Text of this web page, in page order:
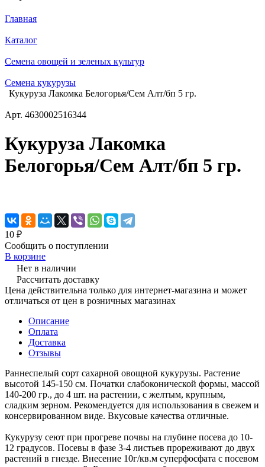
Главная
Каталог
Семена овощей и зеленых культур
Семена кукурузы
Кукуруза Лакомка Белогорья/Сем Алт/бп 5 гр.
Арт. 4630002516344
Кукуруза Лакомка
Белогорья/Сем Алт/бп 5 гр.
10 ₽
Сообщить о поступлении
В корзине
Нет в наличии
Рассчитать доставку
Цена действительна только для интернет-магазина и может
отличаться от цен в розничных магазинах
Описание
Оплата
Доставка
Отзывы
Раннеспелый сорт сахарной овощной кукурузы. Растение
высотой 145-150 см. Початки слабоконической формы, массой
140-200 гр., до 4 шт. на растении, с желтым, крупным,
сладким зерном. Рекомендуется для использования в свежем и
консервированном виде. Вкусовые качества отличные.
Кукурузу сеют при прогреве почвы на глубине посева до 10-
12 градусов. Посевы в фазе 3-4 листьев прореживают до двух
растений в гнезде. Внесение 10г/кв.м суперфосфата с посевом